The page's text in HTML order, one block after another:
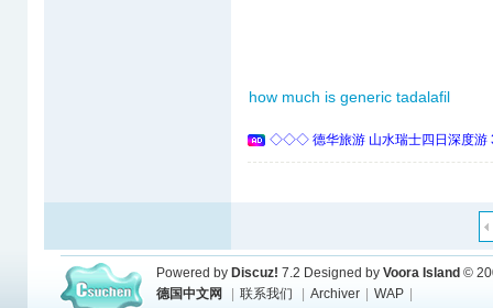
how much is generic tadalafil
◇◇◇ 德华旅游 山水瑞士四日深度
Powered by Discuz! 7.2 Designed by Voora Island ©
德国中文网
联系我们 Archiver WAP